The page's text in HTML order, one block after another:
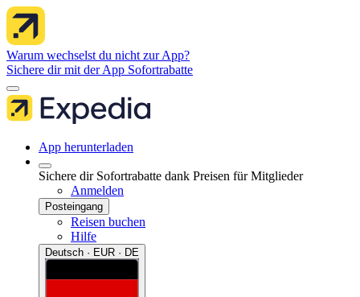
Warum wechselst du nicht zur App?
Sichere dir mit der App Sofortrabatte
App herunterladen
Sichere dir Sofortrabatte dank Preisen für Mitglieder
Anmelden
Posteingang
Reisen buchen
Hilfe
Deutsch · EUR · DE